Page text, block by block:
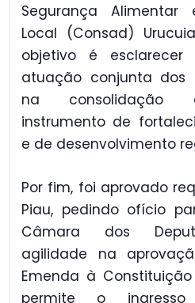
Segurança Alimentar
Local (Consad)
objetivo é
atuação conjunta dos
na consolidação
instrumento de
e de desenvolvimento
Por fim, foi aprovado
Piau, pedindo ofício
Câmara dos
agilidade na
Emenda à Constituição
permite o